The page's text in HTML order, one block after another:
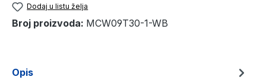
Dodaj u listu želja
Broj proizvoda: MCW09T30-1-WB
Opis